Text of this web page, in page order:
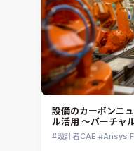
設備のカーボンニ
ル活用 ～バーチャ
設計者CAE Ansys